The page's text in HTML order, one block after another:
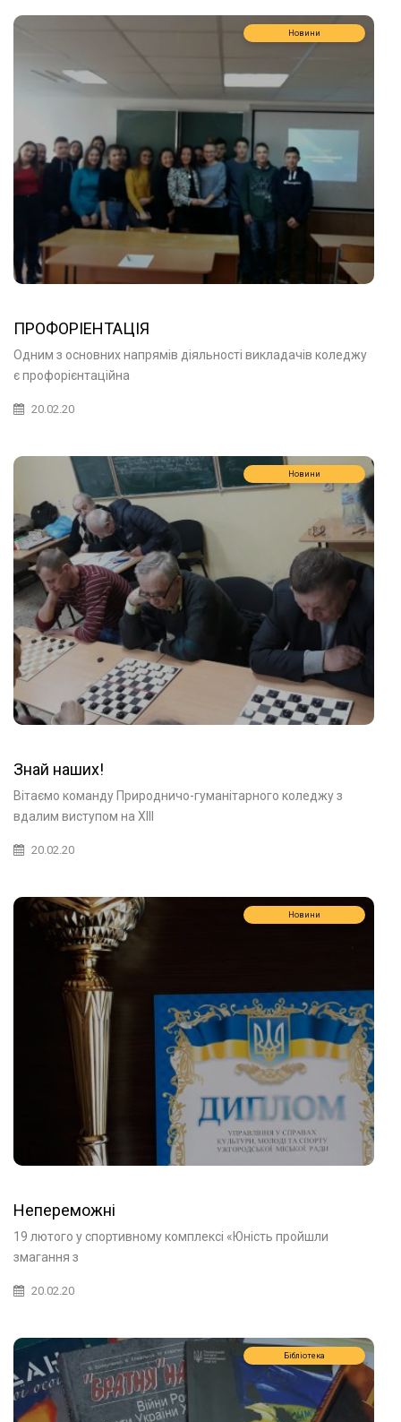
Новини
ПРОФОРІЕНТАЦІЯ
Одним з основних напрямів діяльності викладачів коледжу
є профорієнтаційна
20.02.20
Новини
Знай наших!
Вітаємо команду Природничо-гуманітарного коледжу з
вдалим виступом на ХІІІ
20.02.20
Новини
Непереможні
19 лютого у спортивному комплексі «Юність пройшли
змагання з
20.02.20
Бібліотека